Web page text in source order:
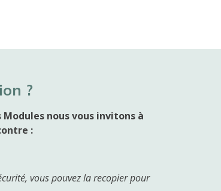
?
nous vous invitons à
:
vous pouvez la recopier pour